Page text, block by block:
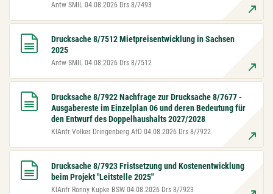
Antw SMIL 04.08.2026 Drs 8/7493
Drucksache 8/7512 Mietpreisentwicklung in Sachsen
2025
Antw SMIL 04.08.2026 Drs 8/7512
Drucksache 8/7922 Nachfrage zur Drucksache 8/7677 -
Ausgabereste im Einzelplan 06 und deren Bedeutung für
den Entwurf des Doppelhaushalts 2027/2028
KlAnfr Volker Dringenberg AfD 04.08.2026 Drs 8/7922
Drucksache 8/7923 Fristsetzung und Kostenentwicklung
beim Projekt "Leitstelle 2025"
KlAnfr Ronny Kupke BSW 04.08.2026 Drs 8/7923